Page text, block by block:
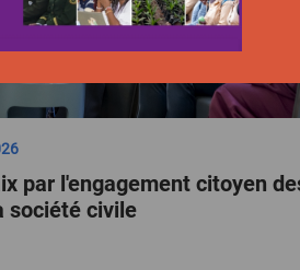
par l'engagement citoyen
société civile